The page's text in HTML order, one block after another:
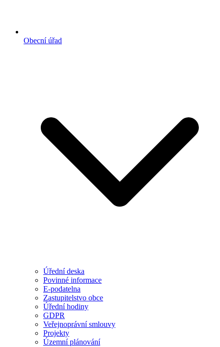
Obecní úřad
Úřední deska
Povinné informace
E-podatelna
Zastupitelstvo obce
Úřední hodiny
GDPR
Veřejnoprávní smlouvy
Projekty
Územní plánování